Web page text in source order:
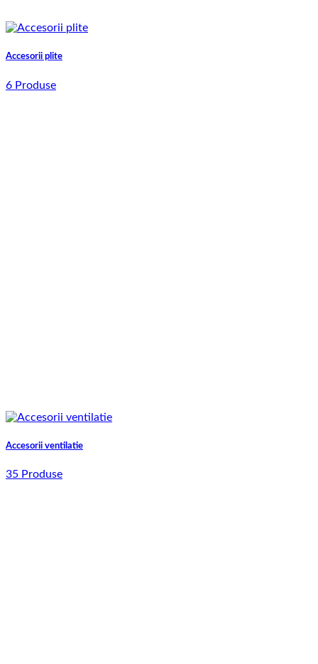
Accesorii plite
6 Produse
Accesorii ventilatie
35 Produse